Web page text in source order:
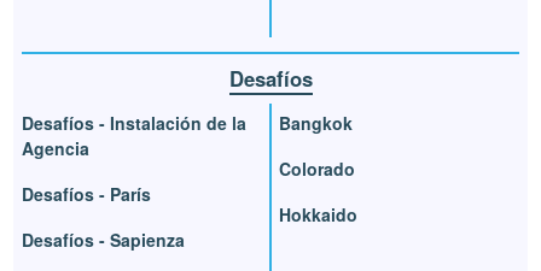
Desafíos
Desafíos - Instalación de la
Agencia
Desafíos - París
Desafíos - Sapienza
Bangkok
Colorado
Hokkaido